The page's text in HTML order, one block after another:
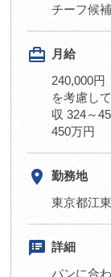
チーフ候補
card_travel
月給
240,000
を考慮し
収 324～
450万円
room
勤務地
東京都江
speaker_notes 詳細
パンに合